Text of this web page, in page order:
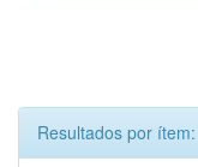
Resultados por ítem: